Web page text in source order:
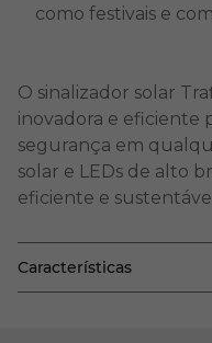
como festivais e
O sinalizador solar
inovadora e eficiente
segurança em
solar e LEDs de alto
eficiente e
Características